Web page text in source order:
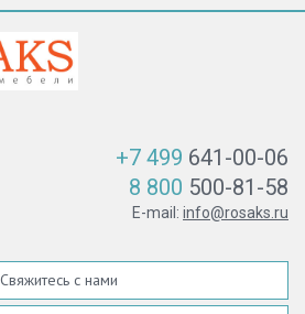
+7 499 641-00-06
8 800 500-81-58
E-mail: info@rosaks.ru
Свяжитесь с нами